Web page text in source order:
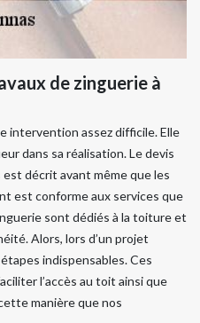
de zinguerie à
intervention assez difficile. Elle
dans sa réalisation. Le devis
décrit avant même que les
est conforme aux services que
sont dédiés à la toiture et
Alors, lors d’un projet
indispensables. Ces
l’accès au toit ainsi que
manière que nos